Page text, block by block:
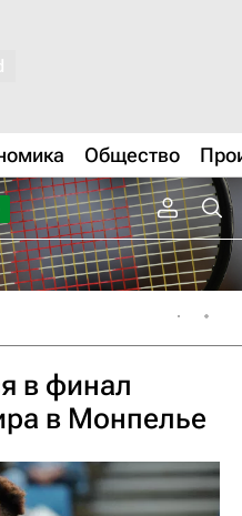
Общество
в финал
в Монпелье